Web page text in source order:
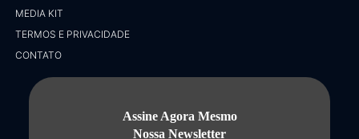
MEDIA KIT
TERMOS E PRIVACIDADE
CONTATO
Assine Agora Mesmo
Nossa Newsletter